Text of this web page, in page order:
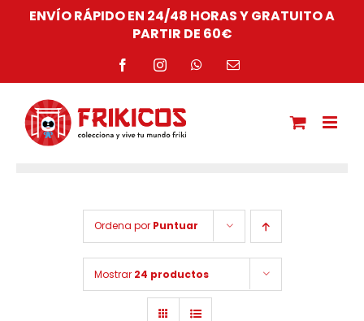
SaltarENVÍO RÁPIDO EN 24/48 HORAS Y GRATUITO A
PARTIR DE 60€
FacebookInstagramWhatsAppCorreo
Ordena por Puntuar
Mostrar 24 productos